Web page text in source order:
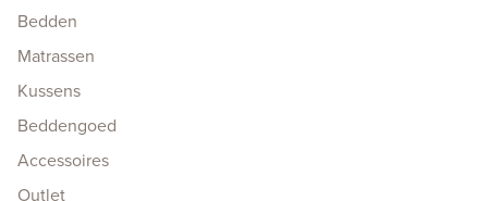
Bedden
Matrassen
Kussens
Beddengoed
Accessoires
Outlet